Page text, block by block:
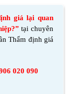
giá lại quan
tại chuyên
Thẩm định giá
020 090